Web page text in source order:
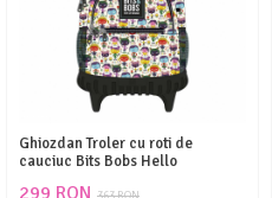
Ghiozdan Troler cu roti de
cauciuc Bits Bobs Hello
299 RON